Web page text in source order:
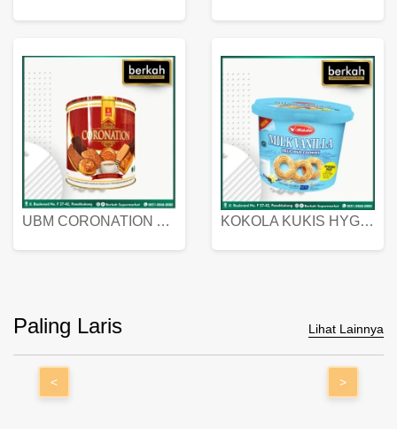
UBM CORONATION ASSORTED BISKUIT KALENG 450 GRAM KOKOLA KUKIS HYGIENIC MILK VANILLA PACK 320 GR
Paling Laris Lihat Lainnya
< >